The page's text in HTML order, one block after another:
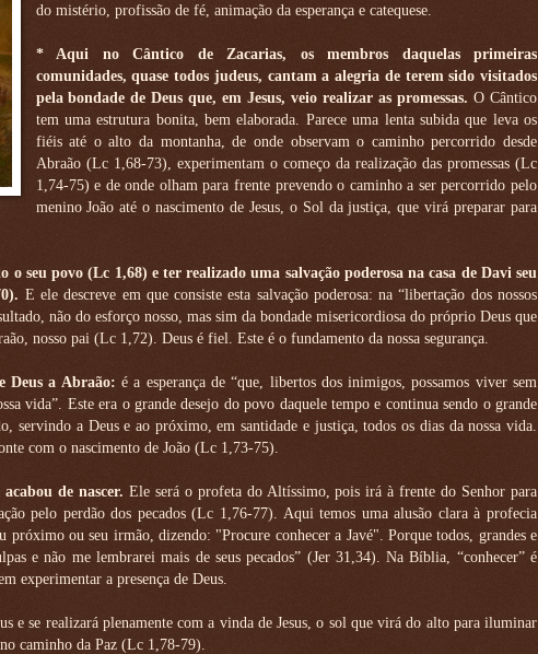
do mistério, profissão de fé, animação da esperança e catequese.
* Aqui no Cântico de Zacarias, os membros daquelas primeiras
comunidades, quase todos judeus, cantam a alegria de terem sido visitados
pela bondade de Deus que, em Jesus, veio realizar as promessas. O Cântico
tem uma estrutura bonita, bem elaborada. Parece uma lenta subida que leva os
fiéis até o alto da montanha, de onde observam o caminho percorrido desde
Abraão (Lc 1,68-73), experimentam o começo da realização das promessas (Lc
1,74-75) e de onde olham para frente prevendo o caminho a ser percorrido pelo
menino João até o nascimento de Jesus, o Sol da justiça, que virá preparar para
seu povo (Lc 1,68) e ter realizado uma salvação poderosa na casa de Davi seu
E ele descreve em que consiste esta salvação poderosa: na “libertação dos nossos
não do esforço nosso, mas sim da bondade misericordiosa do pró­prio Deus que
nosso pai (Lc 1,72). Deus é fiel. Este é o fundamento da nossa segurança.
Deus a Abraão: é a esperança de “que, libertos dos inimigos, possamos viver sem
vida”. Este era o grande desejo do povo daquele tempo e continua sendo o grande
servindo a Deus e ao próximo, em santidade e justiça, todos os dias da nossa vida.
com o nascimento de João (Lc 1,73-75).
de nascer. Ele será o profeta do Altíssimo, pois irá à frente do Senhor para
pelo perdão dos pecados (Lc 1,76-77). Aqui temos uma alusão clara à profecia
próximo ou seu irmão, dizendo: "Procure conhecer a Javé". Porque todos, grandes e
e não me lembrarei mais de seus pecados” (Jer 31,34). Na Bíblia, “conhecer” é
experimentar a presença de Deus.
e se realizará plenamente com a vinda de Jesus, o sol que virá do alto para iluminar
caminho da Paz (Lc 1,78-79).